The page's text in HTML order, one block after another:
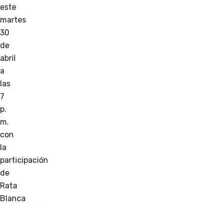
este
martes
30
de
abril
a
las
7
p.
m.
con
la
participación
de
Rata
Blanca